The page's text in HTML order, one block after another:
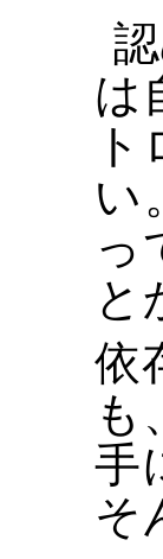
は
い
っ
と
依
も
手
そ